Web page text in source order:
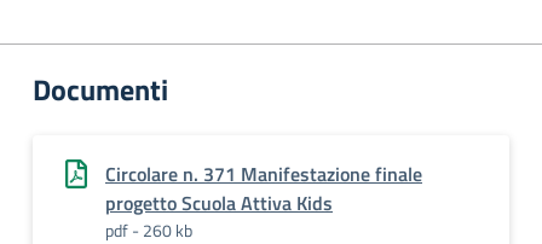
Documenti
Circolare n. 371 Manifestazione finale
progetto Scuola Attiva Kids
pdf - 260 kb